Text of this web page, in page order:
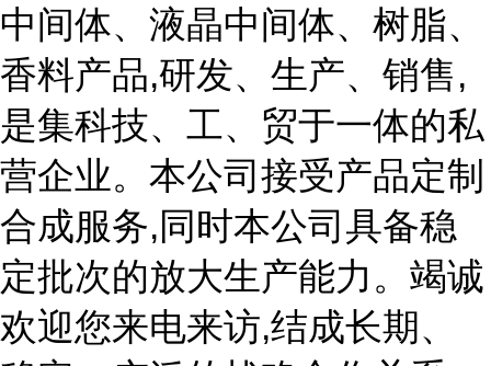
中间体、液晶中间体、树脂、
香料产品,研发、生产、销售,
是集科技、工、贸于一体的私
营企业。本公司接受产品定制
合成服务,同时本公司具备稳
定批次的放大生产能力。竭诚
欢迎您来电来访,结成长期、